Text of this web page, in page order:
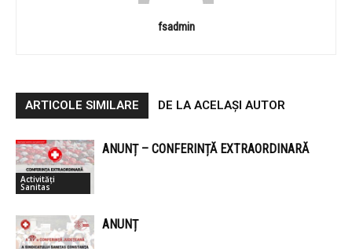
fsadmin
ARTICOLE SIMILARE DE LA ACELAȘI AUTOR
Activități
Sanitas
ANUNȚ – CONFERINȚĂ EXTRAORDINARĂ
ANUNȚ